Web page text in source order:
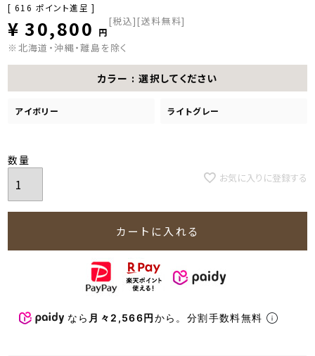
[ 616 ポイント進呈 ]
¥ 30,800 税込 [送料無料]
※北海道・沖縄・離島を除く
カラー 選択してください
アイボリー ライトグレー
お気に入りに登録する
カートに入れる
なら 月々2,566円から。分割手数料無料